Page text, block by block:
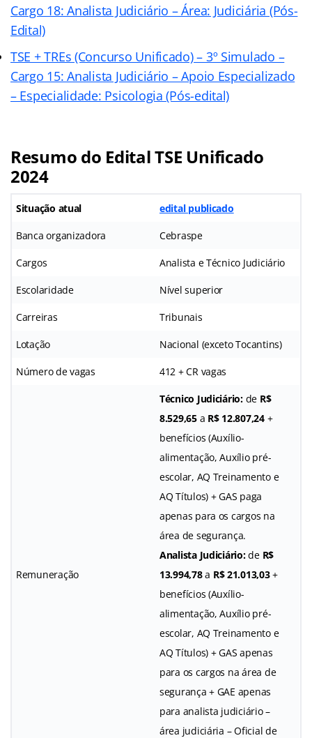
Cargo 18: Analista Judiciário – Área: Judiciária (Pós-
Edital)
TSE + TREs (Concurso Unificado) – 3º Simulado –
Cargo 15: Analista Judiciário – Apoio Especializado
– Especialidade: Psicologia (Pós-edital)
Resumo do Edital TSE Unificado
2024
Situação atual edital publicado
Banca organizadora Cebraspe
Cargos Analista e Técnico Judiciário
Escolaridade Nível superior
Carreiras Tribunais
Lotação Nacional (exceto Tocantins)
Número de vagas 412 + CR vagas
Remuneração
Técnico Judiciário:de R$
8.529,65a R$ 12.807,24+
benefícios (Auxílio-
alimentação, Auxílio pré-
escolar, AQ Treinamento e
AQ Títulos) + GAS paga
apenas para os cargos na
área de segurança.
Analista Judiciário:de R$
13.994,78a R$ 21.013,03+
benefícios (Auxílio-
alimentação, Auxílio pré-
escolar, AQ Treinamento e
AQ Títulos) + GAS apenas
para os cargos na área de
segurança + GAE apenas
para analista judiciário –
área judiciária – Oficial de